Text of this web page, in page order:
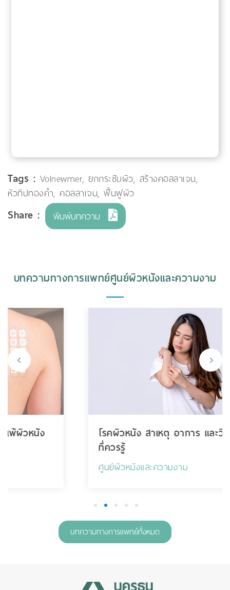
Tags : Volnewmer, ยกกระชับผิว, สร้างคอลลาเจน,
หัวทิปทองคำ, คอลลาเจน, ฟื้นฟูผิว
Share : พิมพ์บทความ
บทความทางการแพทย์ศูนย์ผิวหนังและความงาม
โรคผิวหนัง สาเหตุ อาการ และวิธีการรักษา
ศูนย์ผิวหนังและความงาม
1 2 3 4 5
บทความทางการแพทย์ทั้งหมด